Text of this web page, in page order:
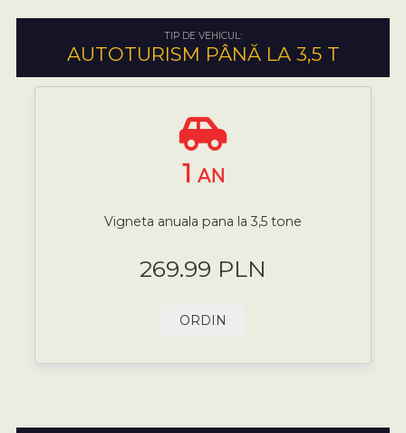
TIP DE VEHICUL:
AUTOTURISM PÂNĂ LA 3,5 T
1 AN
Vigneta anuala pana la 3,5 tone
269.99 PLN
ORDIN